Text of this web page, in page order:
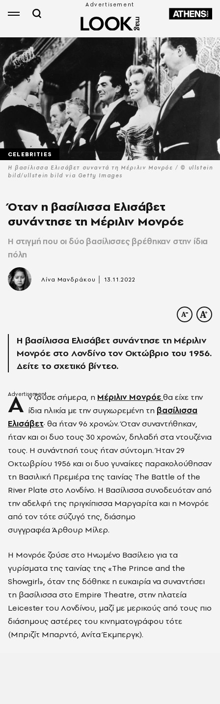
Η βασίλισσα Ελισάβετ συναντά τη Μέριλιν Μονρόε / © ullstein
bild/ullstein bild via Getty Images
CELEBRITIES
Όταν η βασίλισσα Ελισάβετ
συνάντησε τη Μέριλιν Μονρόε
Η στιγμή που οι δύο βασίλισσες βρέθηκαν στην ίδια
πόλη
Λίνα Μανδράκου 13.11.2022
Η βασίλισσα Ελισάβετ συνάντησε τη Μέριλιν
Μονρόε στο Λονδίνο τον Οκτώβριο του 1956.
Δείτε το σχετικό βίντεο.
Α ν ζούσε σήμερα, η Μέριλιν Μονρόεθα είχε την
ίδια ηλικία με την συγχωρεμένη τη βασίλισσα
Ελισάβετ· θα ήταν 96 χρονών. Όταν συναντήθηκαν,
ήταν και οι δυο τους 30 χρονών, δηλαδή στα ντουζένια
τους. Η συνάντησή τους ήταν σύντομη. Ήταν 29
Οκτωβρίου 1956 και οι δυο γυναίκες παρακολούθησαν
τη Βασιλική Πρεμιέρα της ταινίας The Battle of the
River Plate στο Λονδίνο. Η Βασίλισσα συνοδευόταν από
την αδελφή της πριγκίπισσα Μαργαρίτα και η Μονρόε
από τον τότε σύζυγό της, διάσημο
συγγραφέα Άρθουρ Μίλερ.
Η Μονρόε ζούσε στο Ηνωμένο Βασίλειο για τα
γυρίσματα της ταινίας της «The Prince and the
Showgirl», όταν της δόθηκε η ευκαιρία να συναντήσει
τη βασίλισσα στο Empire Theatre, στην πλατεία
Leicester του Λονδίνου, μαζί με μερικούς από τους πιο
διάσημους αστέρες του κινηματογράφου τότε
(Μπριζίτ Μπαρντό, Ανίτα Έκμπεργκ).